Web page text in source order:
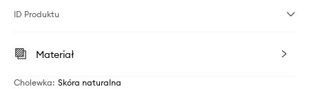
ID Produktu
Materiał
Cholewka: Skóra naturalna